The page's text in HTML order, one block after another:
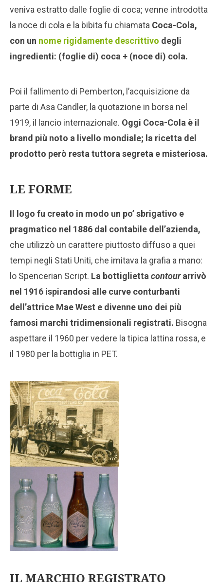
veniva estratto dalle foglie di coca; venne introdotta
la noce di cola e la bibita fu chiamata Coca-Cola,
con un nome rigidamente descrittivo degli
ingredienti: (foglie di) coca + (noce di) cola.
Poi il fallimento di Pemberton, l’acquisizione da
parte di Asa Candler, la quotazione in borsa nel
1919, il lancio internazionale. Oggi Coca-Cola è il
brand più noto a livello mondiale; la ricetta del
prodotto però resta tuttora segreta e misteriosa.
LE FORME
Il logo fu creato in modo un po’ sbrigativo e
pragmatico nel 1886 dal contabile dell’azienda,
che utilizzò un carattere piuttosto diffuso a quei
tempi negli Stati Uniti, che imitava la grafia a mano:
lo Spencerian Script. La bottigliettacontour arrivò
nel 1916 ispirandosi alle curve conturbanti
dell’attrice Mae West e divenne uno dei più
famosi marchi tridimensionali registrati. Bisogna
aspettare il 1960 per vedere la tipica lattina rossa, e
il 1980 per la bottiglia in PET.
IL MARCHIO REGISTRATO